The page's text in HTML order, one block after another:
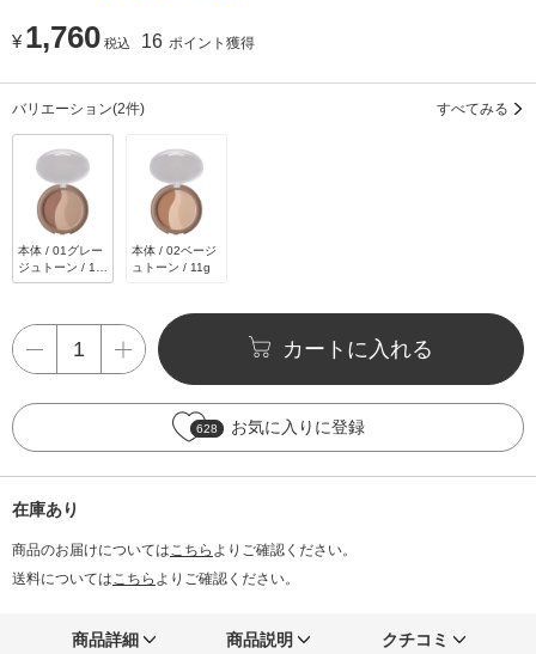
¥ 1,760 税込 16 ポイント獲得
バリエーション(2件) すべてみる
本体 / 01グレー
ジュトーン / 11
g
本体 / 02ベージ
ュトーン / 11g
カートに入れる
628 お気に入りに登録
在庫あり
商品のお届けについてはこちら よりご確認ください。
送料についてはこちら よりご確認ください。
商品詳細 商品説明 クチコミ